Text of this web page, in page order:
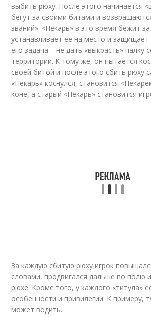
выбить рюху. После этого начинается
бегут за своими битами и
званий». «Пекарь» в это время бежит
устанавливает её на место и защищает
его задача – не дать «выкрасть» палку
территории. К тому же, он пытается
своей битой и после этого сбить рюху
«Пекарь» коснулся, становится
коне, а старый «Пекарь» становится
За каждую сбитую рюху игрок
словами, продвигался дальше по полю
рюхе. Кроме того, у каждого «титула»
особенности и привилегии. К примеру,
может водить.